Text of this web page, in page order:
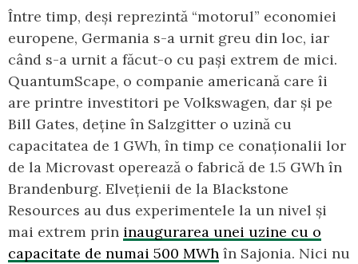
Între timp, deși reprezintă “motorul” economiei
europene, Germania s-a urnit greu din loc, iar
când s-a urnit a făcut-o cu pași extrem de mici.
QuantumScape, o companie americană care îi
are printre investitori pe Volkswagen, dar și pe
Bill Gates, deține în Salzgitter o uzină cu
capacitatea de 1 GWh, în timp ce conaționalii lor
de la Microvast operează o fabrică de 1.5 GWh în
Brandenburg. Elvețienii de la Blackstone
Resources au dus experimentele la un nivel și
mai extrem prin inaugurarea unei uzine cu o
capacitate de numai 500 MWh în Sajonia. Nici nu